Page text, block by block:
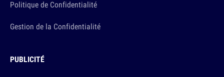
Politique de Confidentialité
Gestion de la Confidentialité
PUBLICITÉ